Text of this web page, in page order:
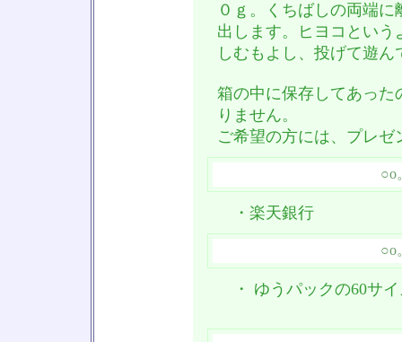
０ｇ。くちばしの両端
出します。ヒヨコとい
しむもよし、投げて遊ん
箱の中に保存してあった
りません。
ご希望の方には、プレ
○o
・楽天銀行
○o
・ ゆうパックの60サ